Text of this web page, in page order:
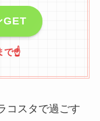
GET
で☝️
コスタで過ごす